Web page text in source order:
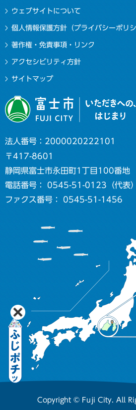
ウェブサイトについて
個人情報保護方針（プライバシーポリシ
著作権・免責事項・リンク
アクセシビリティ方針
サイトマップ
法人番号：2000020222101
〒417-8601
静岡県富士市永田町1丁目100番地
電話番号： 0545-51-0123（代表
ファクス番号： 0545-51-1456
Copyright © Fuji City. All